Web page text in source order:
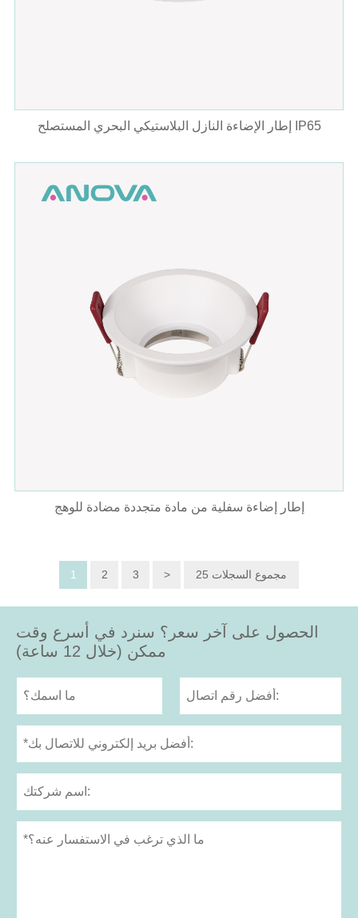
إطار الإضاءة النازل البلاستيكي البحري المستصلح IP65
إطار إضاءة سفلية من مادة متجددة مضادة للوهج
1 2 3 > 25 مجموع السجلات
الحصول على آخر سعر؟ سنرد في أسرع وقت
ممكن (خلال 12 ساعة)